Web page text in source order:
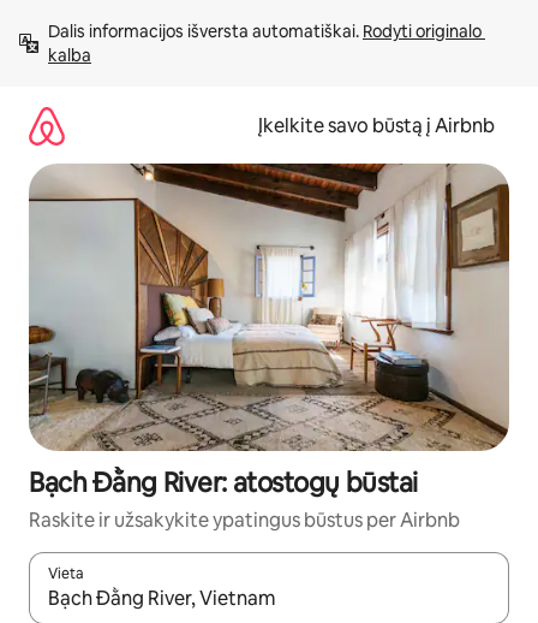
prie
turinio
Dalis informacijos išversta automatiškai. Rodyti originalo
kalba
Įkelkite savo būstą į Airbnb
Bạch Đằng River: atostogų būstai
Raskite ir užsakykite ypatingus būstus per Airbnb
Vieta
Kai pasirodys paieškos rezultatai, juos naršyti galite